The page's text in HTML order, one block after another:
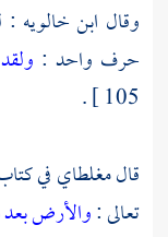
وقال ابن خالويه :
حرف واحد :
105 ] .
قالمغلطايفي
تعالى :والأرض